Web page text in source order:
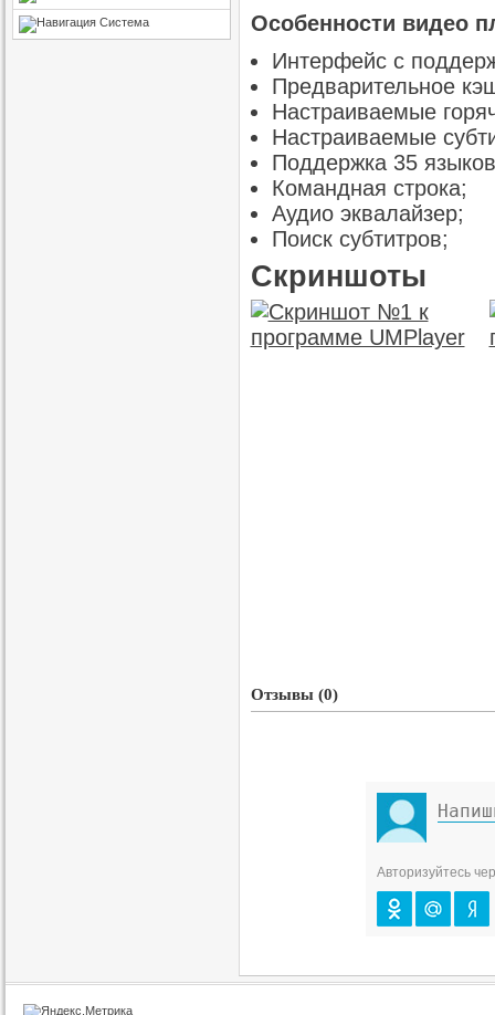
Система
Особенности видео
Интерфейс с
Предварительное
Настраиваемые
Настраиваемые
Поддержка 35
Командная строка;
Аудио эквалайзер;
Поиск субтитров;
Скриншоты
Отзывы (0)
Авторизуйтесь